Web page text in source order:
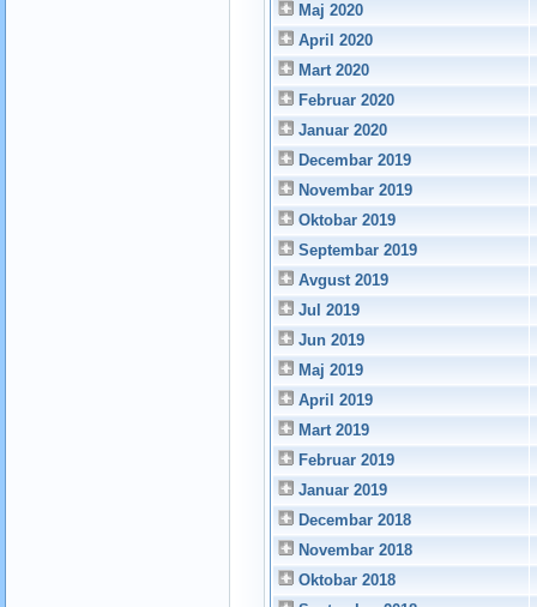
Maj 2020
April 2020
Mart 2020
Februar 2020
Januar 2020
Decembar 2019
Novembar 2019
Oktobar 2019
Septembar 2019
Avgust 2019
Jul 2019
Jun 2019
Maj 2019
April 2019
Mart 2019
Februar 2019
Januar 2019
Decembar 2018
Novembar 2018
Oktobar 2018